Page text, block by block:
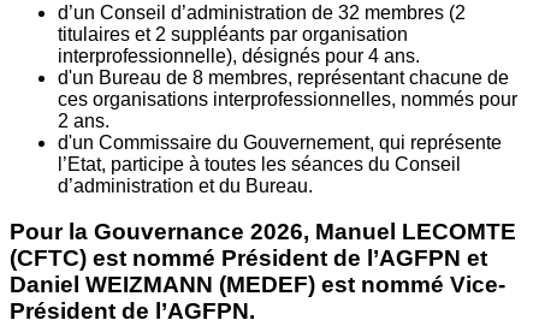
d’un Conseil d’administration de 32 membres (2
titulaires et 2 suppléants par organisation
interprofessionnelle), désignés pour 4 ans.
d'un Bureau de 8 membres, représentant chacune de
ces organisations interprofessionnelles, nommés pour
2 ans.
d'un Commissaire du Gouvernement, qui représente
l’Etat, participe à toutes les séances du Conseil
d’administration et du Bureau.
Pour la Gouvernance 2026, Manuel LECOMTE
(CFTC) est nommé Président de l’AGFPN et
Daniel WEIZMANN (MEDEF) est nommé Vice-
Président de l’AGFPN.